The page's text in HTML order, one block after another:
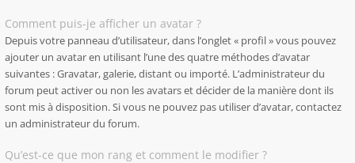
Comment puis-je afficher un avatar ?
Depuis votre panneau d’utilisateur, dans l’onglet « profil » vous pouvez
ajouter un avatar en utilisant l’une des quatre méthodes d’avatar
suivantes : Gravatar, galerie, distant ou importé. L’administrateur du
forum peut activer ou non les avatars et décider de la manière dont ils
sont mis à disposition. Si vous ne pouvez pas utiliser d’avatar, contactez
un administrateur du forum.
Qu’est-ce que mon rang et comment le modifier ?